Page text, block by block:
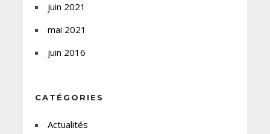
juin 2021
mai 2021
juin 2016
CATÉGORIES
Actualités